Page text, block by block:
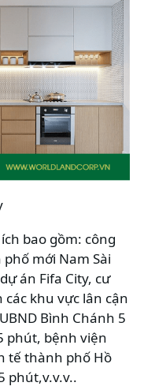
bao gồm: công
mới Nam Sài
án Fifa City, cư
khu vực lân cận
Bình Chánh 5
phút, bệnh viện
tế thành phố Hồ
phút,v.v.v..